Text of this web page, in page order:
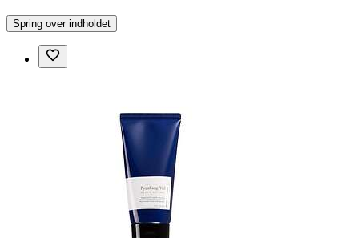
Spring over indholdet